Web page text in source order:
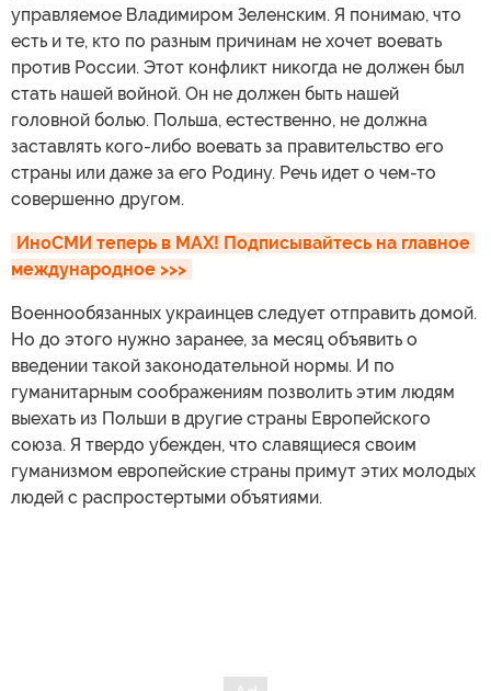
управляемое Владимиром Зеленским. Я понимаю, что
есть и те, кто по разным причинам не хочет воевать
против России. Этот конфликт никогда не должен был
стать нашей войной. Он не должен быть нашей
головной болью. Польша, естественно, не должна
заставлять кого-либо воевать за правительство его
страны или даже за его Родину. Речь идет о чем-то
совершенно другом.
ИноСМИ теперь в MAX! Подписывайтесь на главное
международное >>>
Военнообязанных украинцев следует отправить домой.
Но до этого нужно заранее, за месяц объявить о
введении такой законодательной нормы. И по
гуманитарным соображениям позволить этим людям
выехать из Польши в другие страны Европейского
союза. Я твердо убежден, что славящиеся своим
гуманизмом европейские страны примут этих молодых
людей с распростертыми объятиями.